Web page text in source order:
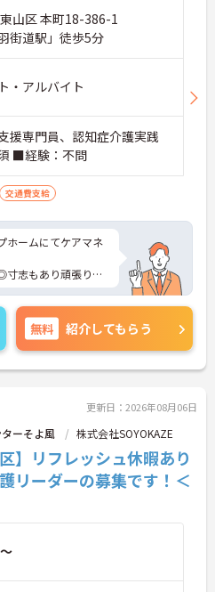
山区 本町18-386-1
街道駅」徒歩5分
・アルバイト
援専門員、認知症介護実践
■経験：不問
交通費支給
ホームにてケアマネ
志もあり頑張りが
ポイントなどさらに
軽にご相談くださ
無料 紹介してもらう
更新日：2026年08月06日
ーそよ風 株式会社SOYOKAZE
】リフレッシュ休暇あり
リーダーの募集です！＜
～